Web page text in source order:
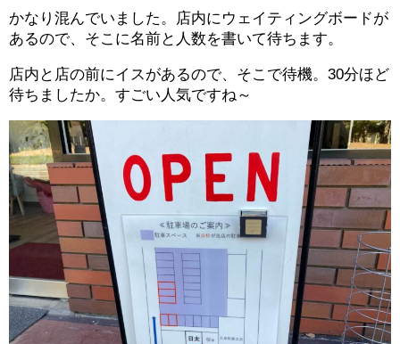
かなり混んでいました。店内にウェイティングボードが
あるので、そこに名前と人数を書いて待ちます。
店内と店の前にイスがあるので、そこで待機。30分ほど
待ちましたか。すごい人気ですね～